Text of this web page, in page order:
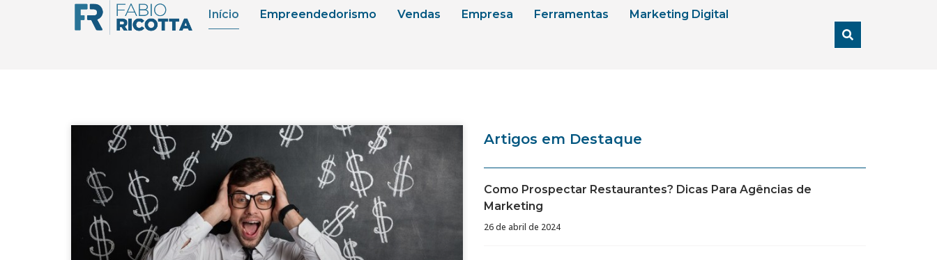
Início Empreendedorismo Vendas Empresa Ferramentas Marketing Digital
Artigos em Destaque
Como Prospectar Restaurantes? Dicas Para Agências de
Marketing
26 de abril de 2024